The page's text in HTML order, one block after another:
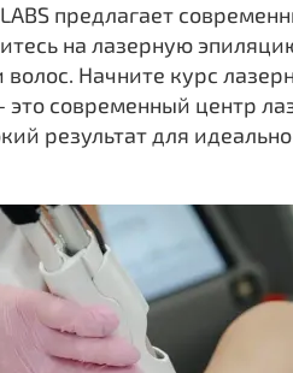
предлагает
на лазерную
волос. Начните курс
это современный центр
результат для